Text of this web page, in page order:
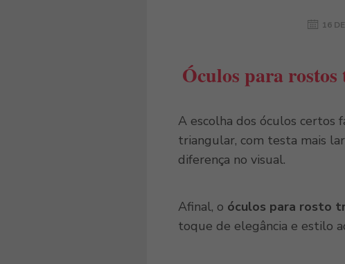
16
Óculos para
A escolha dos óculos certos
triangular, com testa mais
diferença no visual.
Afinal, o óculos para rosto
toque de elegância e estilo